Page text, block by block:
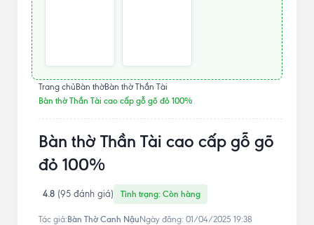
Trang chủ Bàn thờBàn thờ Thần Tài
Bàn thờ Thần Tài cao cấp gỗ gõ đỏ 100%
Bàn thờ Thần Tài cao cấp gỗ gõ
đỏ 100%
4.8 (95 đánh giá) Tình trạng: Còn hàng
Tác giả:Bàn Thờ Canh Nậu Ngày đăng: 01/04/2025 19:38